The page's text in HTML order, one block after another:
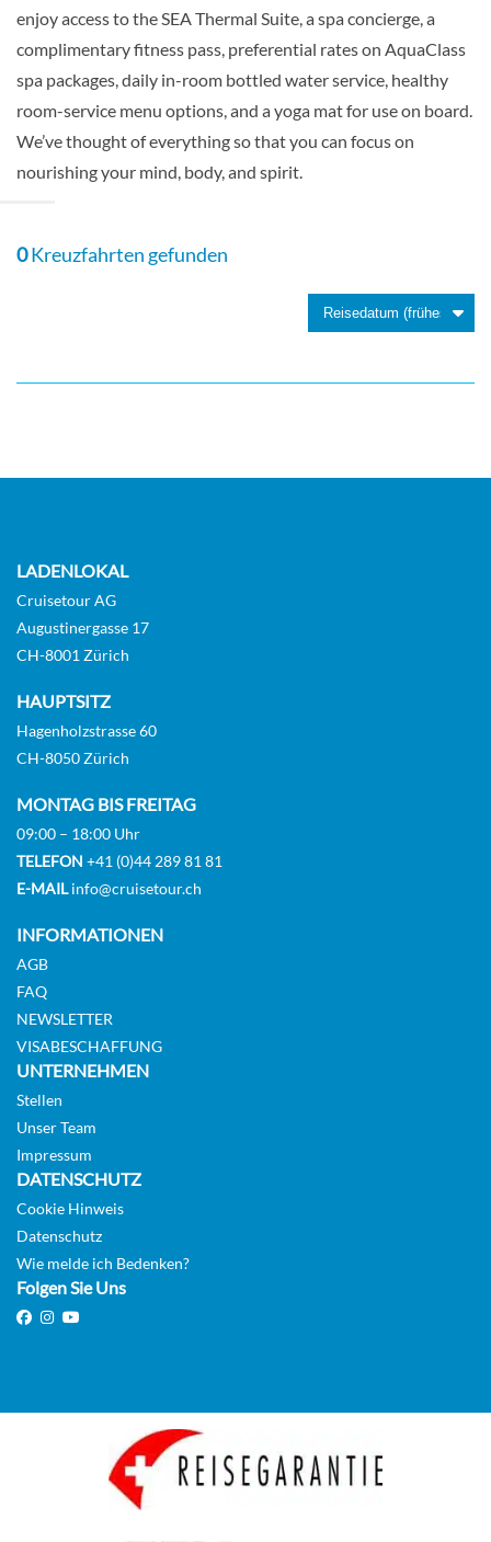
Concierge Class-[C2]
Deck 10
Balkonkabine
Balkonkabine
Concierge Class-[C5]
Celebrity Suite-[CS]
Deck 11
Suite
Deluxe Inside-[DI]
Deck 10
Innenkabine
enjoy access to the SEA Thermal Suite, a spa concierge, a
complimentary fitness pass, preferential rates on AquaClass
spa packages, daily in-room bottled water service, healthy
room-service menu options, and a yoga mat for use on board.
We’ve thought of everything so that you can focus on
nourishing your mind, body, and spirit.
0Kreuzfahrten gefunden
LADENLOKAL
Cruisetour AG
Augustinergasse 17
CH-8001 Zürich
HAUPTSITZ
Hagenholzstrasse 60
CH-8050 Zürich
MONTAG BIS FREITAG
09:00 – 18:00 Uhr
TELEFON +41 (0)44 289 81 81
E-MAILinfo@cruisetour.ch
INFORMATIONEN
AGB
FAQ
NEWSLETTER
VISABESCHAFFUNG
UNTERNEHMEN
Stellen
Unser Team
Impressum
DATENSCHUTZ
Cookie Hinweis
Datenschutz
Wie melde ich Bedenken?
Folgen Sie Uns